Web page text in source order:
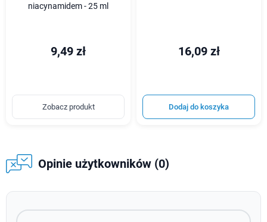
niacynamidem - 25 ml
9,49 zł
Zobacz produkt
16,09 zł
Dodaj do koszyka
Opinie użytkowników (0)